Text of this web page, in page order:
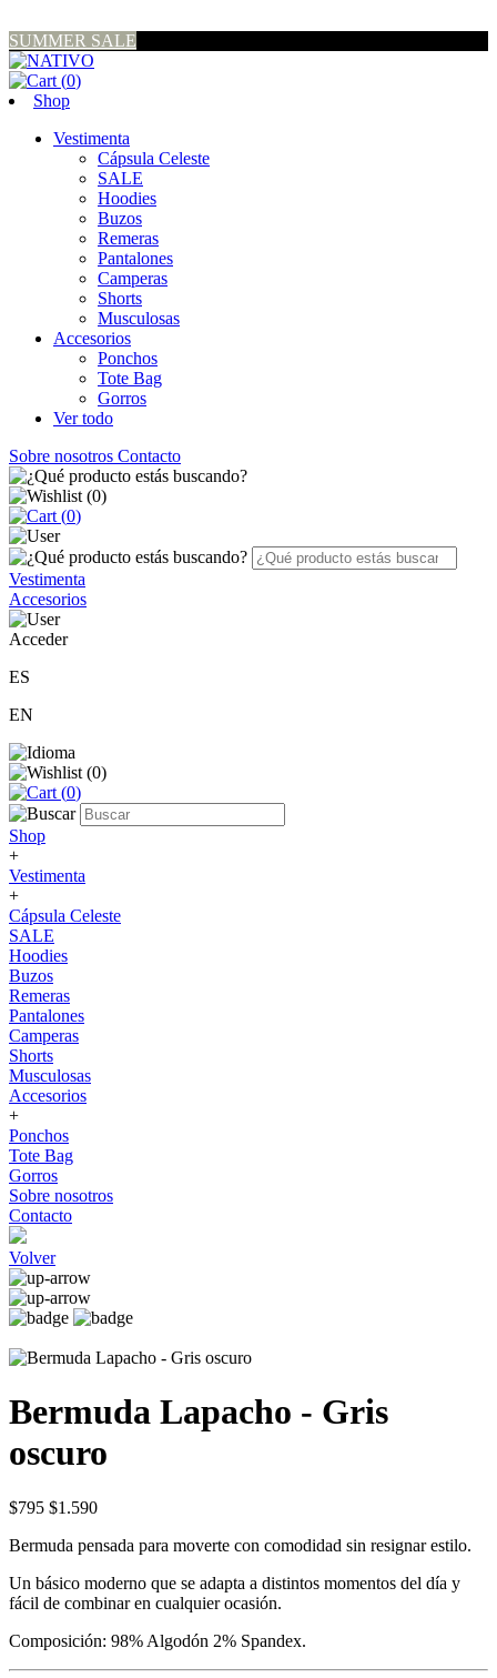
SUMMER SALE
(0)
Shop
Vestimenta
Cápsula Celeste
SALE
Hoodies
Buzos
Remeras
Pantalones
Camperas
Shorts
Musculosas
Accesorios
Ponchos
Tote Bag
Gorros
Ver todo
Sobre nosotros Contacto
(0)
(0)
Vestimenta
Accesorios
Acceder
ES
EN
(0)
(0)
Shop
+
Vestimenta
+
Cápsula Celeste
SALE
Hoodies
Buzos
Remeras
Pantalones
Camperas
Shorts
Musculosas
Accesorios
+
Ponchos
Tote Bag
Gorros
Sobre nosotros
Contacto
Volver
Bermuda Lapacho - Gris
oscuro
$795 $1.590
Bermuda pensada para moverte con comodidad sin resignar estilo.
Un básico moderno que se adapta a distintos momentos del día y
fácil de combinar en cualquier ocasión.
Composición: 98% Algodón 2% Spandex.